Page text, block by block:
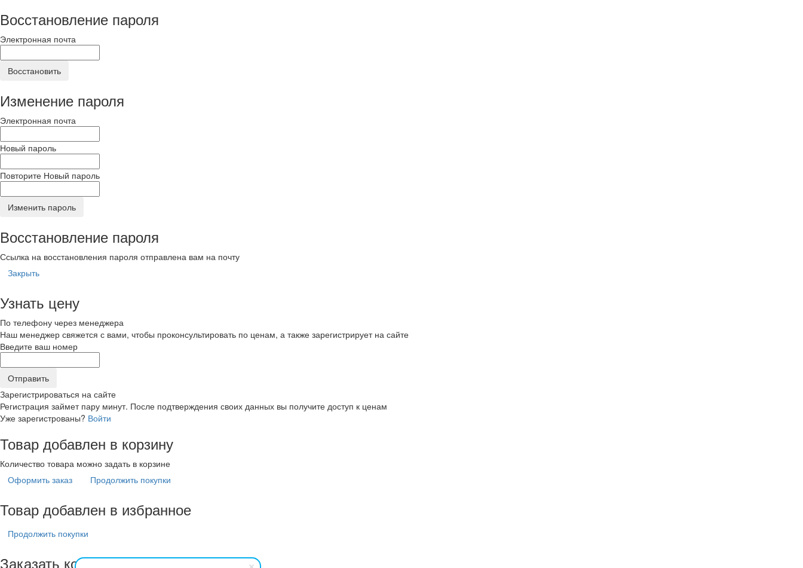
Восстановление пароля
Электронная почта
Восстановить
Изменение пароля
Электронная почта
Новый пароль
Повторите Новый пароль
Изменить пароль
Восстановление пароля
Ссылка на восстановления пароля отправлена вам на почту
Закрыть
Узнать цену
По телефону через менеджера
Наш менеджер свяжется с вами, чтобы проконсультировать по ценам, а также зарегистрирует на сайте
Введите ваш номер
Зарегистрироваться на сайте
Регистрация займет пару минут. После подтверждения своих данных вы получите доступ к ценам
Уже зарегистрованы? Войти
Товар добавлен в корзину
Количество товара можно задать в корзине
Оформить заказ
Продолжить покупки
Товар добавлен в избранное
Продолжить покупки
Заказать консультацию